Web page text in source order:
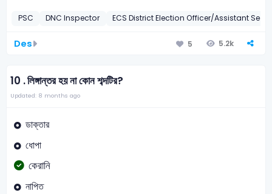
PSC DNC Inspector ECS District Election Officer/Assistant
Des 5 5.2k
10 .লিঙ্গান্তর হয় না কোন শব্দটির?
Updated: 8 months ago
ডাক্তার
ধোপা
কেরানি
নাপিত